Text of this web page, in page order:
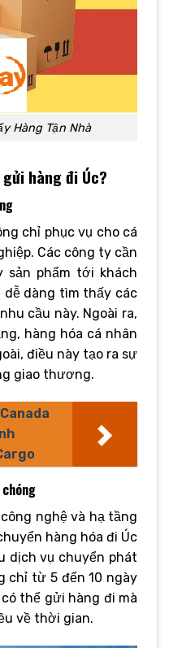
Hàng Tận Nhà
hàng đi Úc?
chỉ phục vụ cho cá
Các công ty cần
sản phẩm tới khách
dễ dàng tìm thấy các
cầu này. Ngoài ra,
hàng hóa cá nhân
điều này tạo ra sự
giao thương.
nghệ và hạ tầng
hàng hóa đi Úc
dịch vụ chuyển phát
chỉ từ 5 đến 10 ngày
thể gửi hàng đi mà
về thời gian.